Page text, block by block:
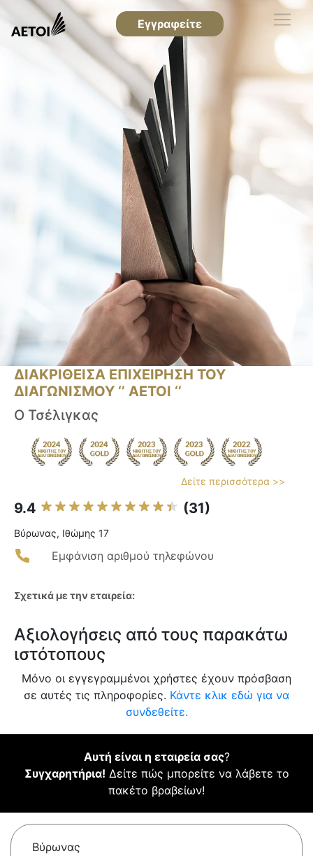
Εγγραφείτε
ΔΙΑΚΡΙΘΕΙΣΑ ΕΠΙΧΕΙΡΗΣΗ ΤΟΥ
ΔΙΑΓΩΝΙΣΜΟΥ ‘’ ΑΕΤΟΙ ‘’
Ο Τσέλιγκας
Δείτε περισσότερα >>
9.4 (31)
Βύρωνας, Ιθώμης 17
Εμφάνιση αριθμού τηλεφώνου
Σχετικά με την εταιρεία:
Αξιολογήσεις από τους παρακάτω
ιστότοπους
Μόνο οι εγγεγραμμένοι χρήστες έχουν πρόσβαση
σε αυτές τις πληροφορίες. Κάντε κλικ εδώ για να
συνδεθείτε.
Αυτή είναι η εταιρεία σας?
Συγχαρητήρια! Δείτε πώς μπορείτε να λάβετε το
πακέτο βραβείων!
Βύρωνας